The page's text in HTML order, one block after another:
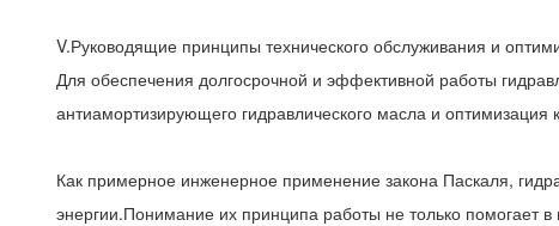
V.Руководящие принципы технического обслуживания и
Для обеспечения долгосрочной и эффективной работы
антиамортизирующего гидравлического масла и оптимизация
Как примерное инженерное применение закона Паскаля,
энергии.Понимание их принципа работы не только помогает